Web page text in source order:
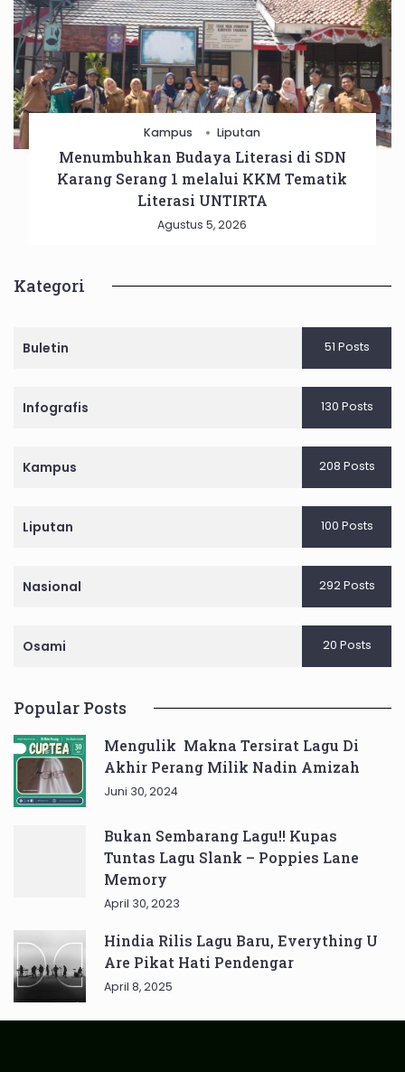
Kampus Liputan
Menumbuhkan Budaya Literasi di SDN
Karang Serang 1 melalui KKM Tematik
Literasi UNTIRTA
Agustus 5, 2026
Kategori
Buletin 51 Posts
Infografis 130 Posts
Kampus 208 Posts
Liputan 100 Posts
Nasional 292 Posts
Osami 20 Posts
Popular Posts
Mengulik Makna Tersirat Lagu Di
Akhir Perang Milik Nadin Amizah
Juni 30, 2024
Bukan Sembarang Lagu!! Kupas
Tuntas Lagu Slank – Poppies Lane
Memory
April 30, 2023
Hindia Rilis Lagu Baru, Everything U
Are Pikat Hati Pendengar
April 8, 2025